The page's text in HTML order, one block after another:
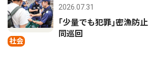
社会
2026.07.31
｢少量でも犯罪｣密漁防
同巡回